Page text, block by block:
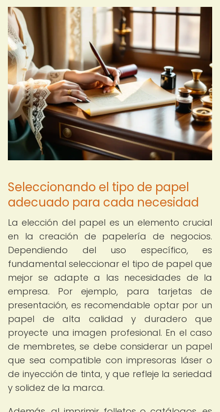
Seleccionando el tipo de papel
adecuado para cada necesidad
La elección del papel es un elemento crucial
en la creación de papelería de negocios.
Dependiendo del uso específico, es
fundamental seleccionar el tipo de papel que
mejor se adapte a las necesidades de la
empresa. Por ejemplo, para tarjetas de
presentación, es recomendable optar por un
papel de alta calidad y duradero que
proyecte una imagen profesional. En el caso
de membretes, se debe considerar un papel
que sea compatible con impresoras láser o
de inyección de tinta, y que refleje la seriedad
y solidez de la marca.